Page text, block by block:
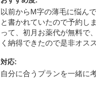
以前からM字の薄毛に悩ん
と書かれていたので予約し
って、初月お薬代が無料で
く納得できたので是非オス
対応:
自分に合うプランを一緒に